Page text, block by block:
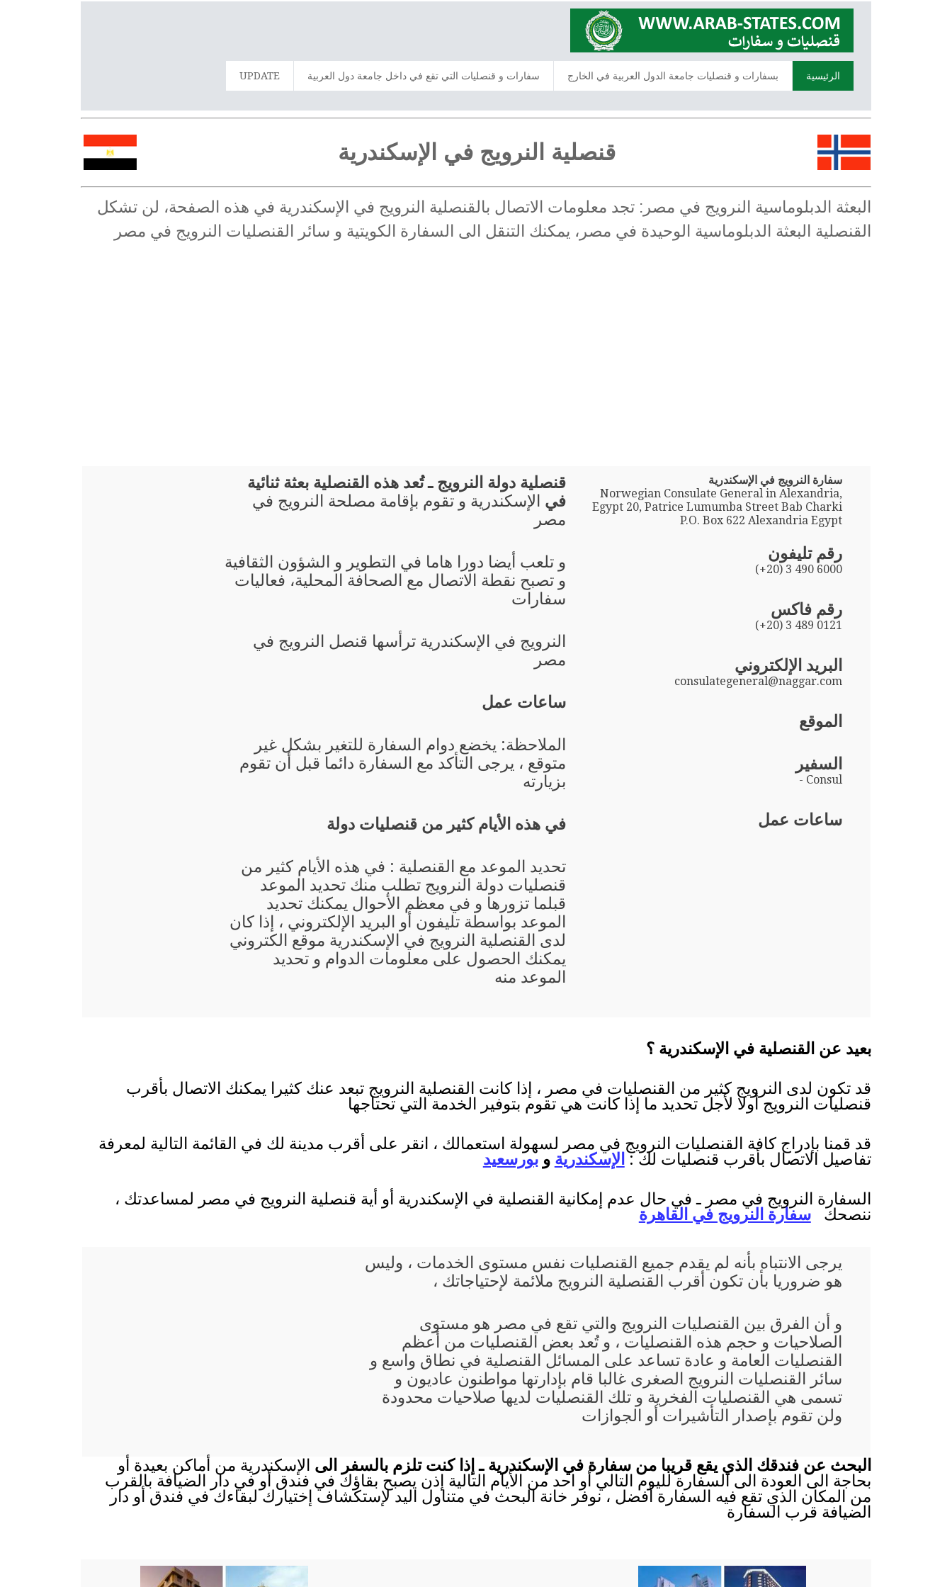
الرئيسية بسفارات و قنصليات جامعة الدول العربية في الخارج سفارات و قنصليات التي تقع في داخل جامعة دول العربية UPDATE
قنصلية النرويج في الإسكندرية
البعثة الدبلوماسية النرويج في مصر: تجد معلومات الاتصال بالقنصلية النرويج في الإسكندرية في هذه الصفحة، لن تشكل
القنصلية البعثة الدبلوماسية الوحيدة في مصر، يمكنك التنقل الى السفارة الكويتية و سائر القنصليات النرويج في مصر
سفارة النرويج في الإسكندرية
Norwegian Consulate General in Alexandria,
Egypt 20, Patrice Lumumba Street Bab Charki
P.O. Box 622 Alexandria Egypt
رقم تليفون
(+20) 3 490 6000
رقم فاكس
(+20) 3 489 0121
البريد الإلكتروني
consulategeneral@naggar.com
الموقع
السفير
- Consul
ساعات عمل
قنصلية دولة النرويج ـ تُعد هذه القنصلية بعثة ثنائية
في الإسكندرية و تقوم بإقامة مصلحة النرويج في
مصر
و تلعب أيضا دورا هاما في التطوير و الشؤون الثقافية
و تصبح نقطة الاتصال مع الصحافة المحلية، فعاليات
سفارات
النرويج في الإسكندرية ترأسها قنصل النرويج في
مصر
ساعات عمل
الملاحظة: يخضع دوام السفارة للتغير بشكل غير
متوقع ، يرجى التأكد مع السفارة دائما قبل أن تقوم
بزيارته
في هذه الأيام كثير من قنصليات دولة
تحديد الموعد مع القنصلية : في هذه الأيام كثير من
قنصليات دولة النرويج تطلب منك تحديد الموعد
قبلما تزورها و في معظم الأحوال يمكنك تحديد
الموعد بواسطة تليفون أو البريد الإلكتروني ، إذا كان
لدى القنصلية النرويج في الإسكندرية موقع الكتروني
يمكنك الحصول على معلومات الدوام و تحديد
الموعد منه
بعيد عن القنصلية في الإسكندرية ؟
قد تكون لدى النرويج كثير من القنصليات في مصر ، إذا كانت القنصلية النرويج تبعد عنك كثيرا يمكنك الاتصال بأقرب
قنصليات النرويج أولا لأجل تحديد ما إذا كانت هي تقوم بتوفير الخدمة التي تحتاجها
قد قمنا بإدراج كافة القنصليات النرويج في مصر لسهولة استعمالك ، انقر على أقرب مدينة لك في القائمة التالية لمعرفة
تفاصيل الاتصال بأقرب قنصليات لك : الإسكندرية وبورسعيد
السفارة النرويج في مصر ـ في حال عدم إمكانية القنصلية في الإسكندرية أو أية قنصلية النرويج في مصر لمساعدتك ،
ننصحكسفارة النرويج في القاهرة
يرجى الانتباه بأنه لم يقدم جميع القنصليات نفس مستوى الخدمات ، وليس
هو ضروريا بأن تكون أقرب القنصلية النرويج ملائمة لإحتياجاتك ،
و أن الفرق بين القنصليات النرويج والتي تقع في مصر هو مستوى
الصلاحيات و حجم هذه القنصليات ، و تُعد بعض القنصليات من أعظم
القنصليات العامة و عادة تساعد على المسائل القنصلية في نطاق واسع و
سائر القنصليات النرويج الصغرى غالبا قام بإدارتها مواطنون عاديون و
تسمى هي القنصليات الفخرية و تلك القنصليات لديها صلاحيات محدودة
ولن تقوم بإصدار التأشيرات أو الجوازات
البحث عن فندقك الذي يقع قريبا من سفارة في الإسكندرية ـ إذا كنت تلزم بالسفر الى الإسكندرية من أماكن بعيدة أو
بحاجة الى العودة الى السفارة لليوم التالي أو احد من الأيام التالية إذن يصبح بقاؤك في فندق أو في دار الضيافة بالقرب
من المكان الذي تقع فيه السفارة أفضل ، نوفر خانة البحث في متناول اليد لإستكشاف إختيارك لبقاءك في فندق أو دار
الضيافة قرب السفارة